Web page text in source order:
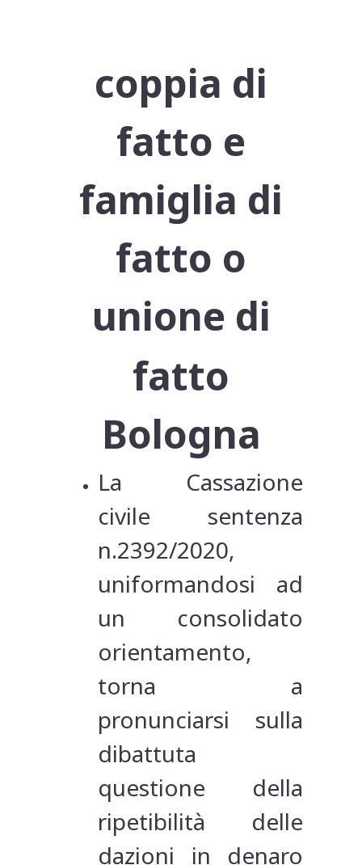
coppia di
fatto e
famiglia di
fatto o
unione di
fatto
Bologna
La Cassazione
civile sentenza
n.2392/2020,
uniformandosi ad
un consolidato
orientamento,
torna a
pronunciarsi sulla
dibattuta
questione della
ripetibilità delle
dazioni in denaro